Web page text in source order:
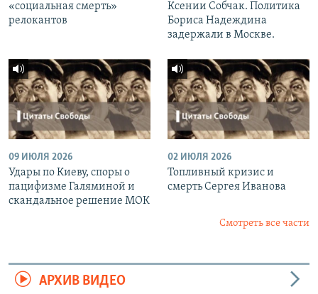
«социальная смерть»
релокантов
Ксении Собчак. Политика
Бориса Надеждина
задержали в Москве.
09 ИЮЛЯ 2026
Удары по Киеву, споры о
пацифизме Галяминой и
скандальное решение МОК
02 ИЮЛЯ 2026
Топливный кризис и
смерть Сергея Иванова
Смотреть все части
АРХИВ ВИДЕО